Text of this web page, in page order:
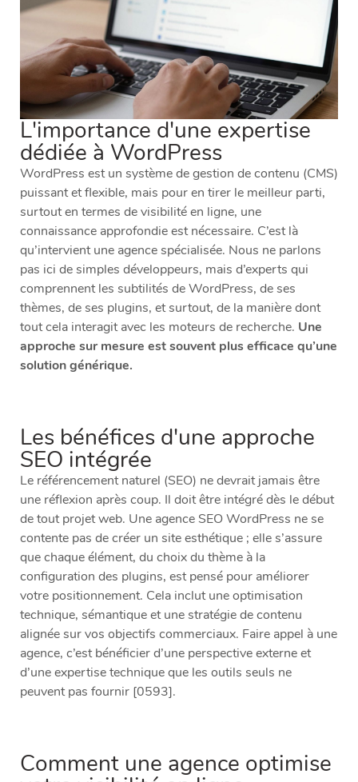
L'importance d'une expertise
dédiée à WordPress
WordPress est un système de gestion de contenu (CMS)
puissant et flexible, mais pour en tirer le meilleur parti,
surtout en termes de visibilité en ligne, une
connaissance approfondie est nécessaire. C’est là
qu’intervient une agence spécialisée. Nous ne parlons
pas ici de simples développeurs, mais d’experts qui
comprennent les subtilités de WordPress, de ses
thèmes, de ses plugins, et surtout, de la manière dont
tout cela interagit avec les moteurs de recherche. Une
approche sur mesure est souvent plus efficace qu’une
solution générique.
Les bénéfices d'une approche
SEO intégrée
Le référencement naturel (SEO) ne devrait jamais être
une réflexion après coup. Il doit être intégré dès le début
de tout projet web. Une agence SEO WordPress ne se
contente pas de créer un site esthétique ; elle s’assure
que chaque élément, du choix du thème à la
configuration des plugins, est pensé pour améliorer
votre positionnement. Cela inclut une optimisation
technique, sémantique et une stratégie de contenu
alignée sur vos objectifs commerciaux. Faire appel à une
agence, c’est bénéficier d’une perspective externe et
d’une expertise technique que les outils seuls ne
peuvent pas fournir [0593].
Comment une agence optimise